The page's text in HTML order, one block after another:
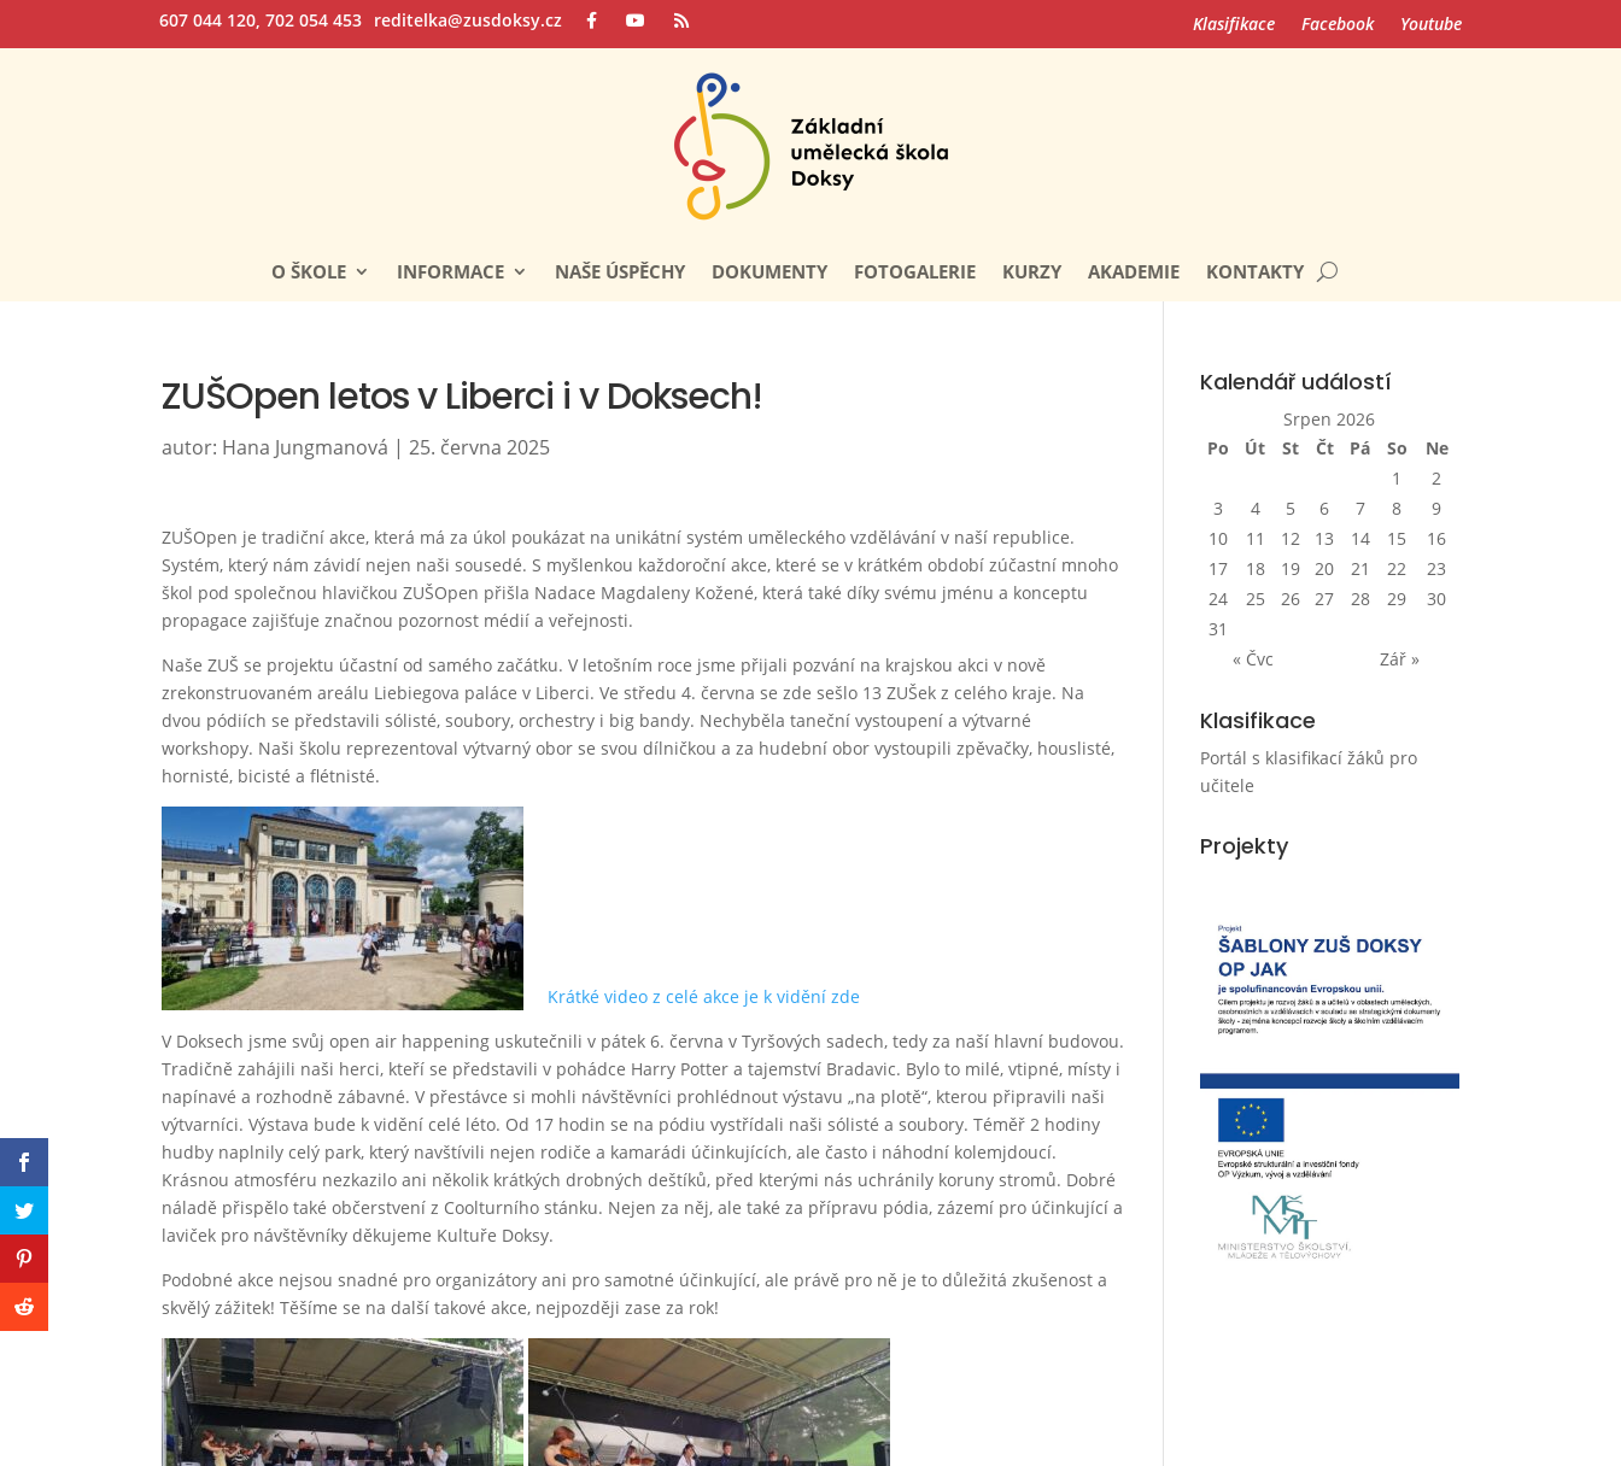
607 044 120, 702 054 453 reditelka@zusdoksy.cz Klasifikace Facebook Youtube
O ŠKOLE INFORMACE NAŠE ÚSPĚCHY DOKUMENTY FOTOGALERIE KURZY AKADEMIE KONTAKTY
ZUŠOpen letos v Liberci i v Doksech!
autor: Hana Jungmanová |25. června 2025
ZUŠOpen je tradiční akce, která má za úkol poukázat na unikátní systém uměleckého vzdělávání v naší republice.
Systém, který nám závidí nejen naši sousedé. S myšlenkou každoroční akce, které se v krátkém období zúčastní mnoho
škol pod společnou hlavičkou ZUŠOpen přišla Nadace Magdaleny Kožené, která také díky svému jménu a konceptu
propagace zajišťuje značnou pozornost médií a veřejnosti.
Naše ZUŠ se projektu účastní od samého začátku. V letošním roce jsme přijali pozvání na krajskou akci v nově
zrekonstruovaném areálu Liebiegova paláce v Liberci. Ve středu 4. června se zde sešlo 13 ZUŠek z celého kraje. Na
dvou pódiích se představili sólisté, soubory, orchestry i big bandy. Nechyběla taneční vystoupení a výtvarné
workshopy. Naši školu reprezentoval výtvarný obor se svou dílničkou a za hudební obor vystoupili zpěvačky, houslisté,
hornisté, bicisté a flétnisté.
Krátké video z celé akce je k vidění zde
V Doksech jsme svůj open air happening uskutečnili v pátek 6. června v Tyršových sadech, tedy za naší hlavní budovou.
Tradičně zahájili naši herci, kteří se představili v pohádce Harry Potter a tajemství Bradavic. Bylo to milé, vtipné, místy i
napínavé a rozhodně zábavné. V přestávce si mohli návštěvníci prohlédnout výstavu „na plotě“, kterou připravili naši
výtvarníci. Výstava bude k vidění celé léto. Od 17 hodin se na pódiu vystřídali naši sólisté a soubory. Téměř 2 hodiny
hudby naplnily celý park, který navštívili nejen rodiče a kamarádi účinkujících, ale často i náhodní kolemjdoucí.
Krásnou atmosféru nezkazilo ani několik krátkých drobných deštíků, před kterými nás uchránily koruny stromů. Dobré
náladě přispělo také občerstvení z Coolturního stánku. Nejen za něj, ale také za přípravu pódia, zázemí pro účinkující a
laviček pro návštěvníky děkujeme Kultuře Doksy.
Podobné akce nejsou snadné pro organizátory ani pro samotné účinkující, ale právě pro ně je to důležitá zkušenost a
skvělý zážitek! Těšíme se na další takové akce, nejpozději zase za rok!
Kalendář událostí
Srpen 2026
Po
Út St Čt Pá So
Ne
1
2
3
4 5 6 7 8
9
10
11 12 13 14 15
16
17
18 19 20 21 22
23
24
25 26 27 28 29
30
31
« Čvc
Zář »
Klasifikace
Portál s klasifikací žáků pro
učitele
Projekty